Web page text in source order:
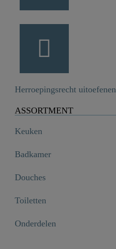
Herroepingsrecht uitoefenen
ASSORTMENT
Keuken
Badkamer
Douches
Toiletten
Onderdelen